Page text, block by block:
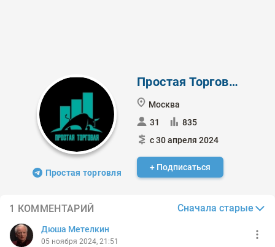
Простая торговля
Простая Торговля
Москва
31
835
с 30 апреля 2024
+ Подписаться
1 КОММЕНТАРИЙ Сначала старые
Дюша Метелкин
05 ноября 2024, 21:51